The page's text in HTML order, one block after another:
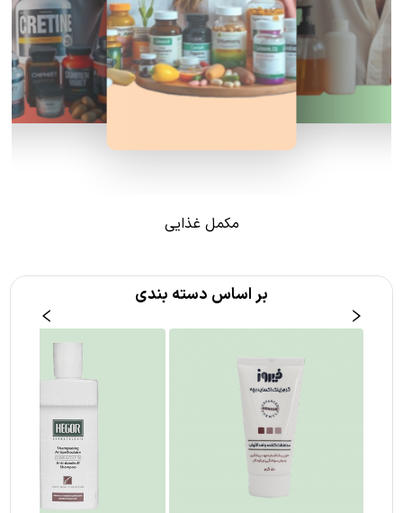
مکمل غذایی
بر اساس دسته بندی